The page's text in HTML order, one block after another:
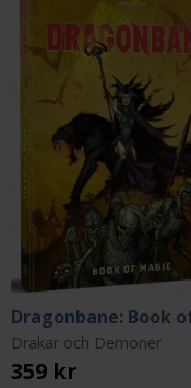
Drakar och Demoner
359 kr